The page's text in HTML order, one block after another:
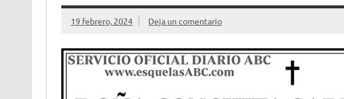
19 febrero, 2024 Deja un comentario